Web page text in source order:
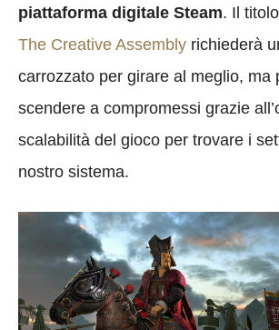
piattaforma digitale Steam. Il
The Creative Assembly richiederà
carrozzato per girare al meglio, ma
scendere a compromessi grazie
scalabilità del gioco per trovare i
nostro sistema.